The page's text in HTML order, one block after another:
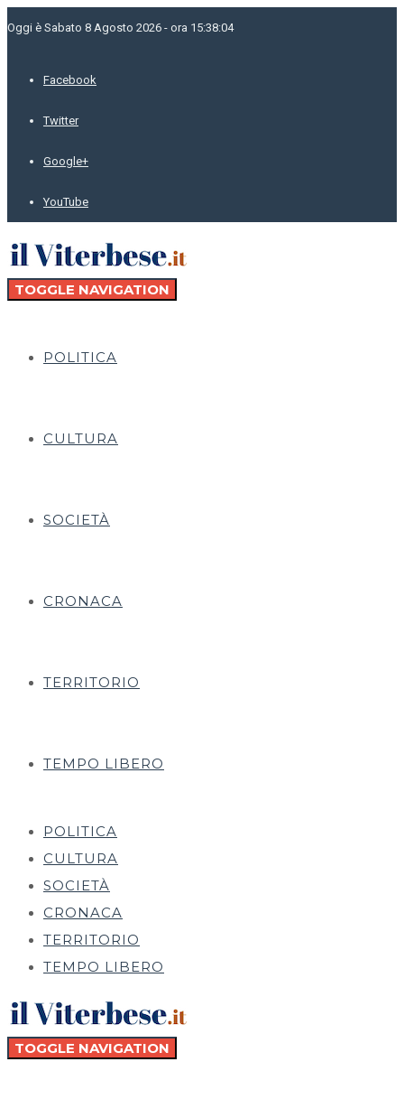
Oggi è Sabato 8 Agosto 2026 - ora 15:38:04
Facebook
Twitter
Google+
YouTube
TOGGLE NAVIGATION
POLITICA
CULTURA
SOCIETÀ
CRONACA
TERRITORIO
TEMPO LIBERO
POLITICA
CULTURA
SOCIETÀ
CRONACA
TERRITORIO
TEMPO LIBERO
TOGGLE NAVIGATION